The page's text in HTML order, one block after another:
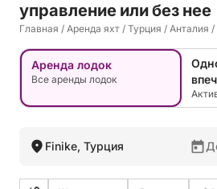
управление или без нее
Главная / Аренда яхт / Турция / Анталия /
Аренда лодок
Все аренды лодок
Finike, Турция